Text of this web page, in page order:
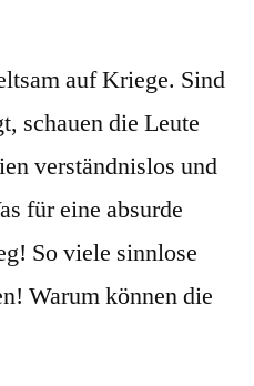
auf Kriege. Sind
schauen die Leute
verständnislos und
für eine absurde
So viele sinnlose
Warum können die